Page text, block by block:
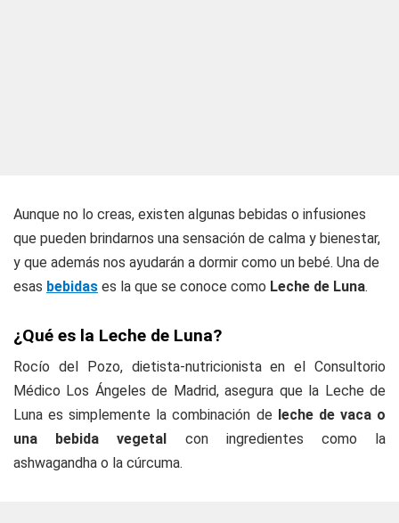
Aunque no lo creas, existen algunas bebidas o infusiones
que pueden brindarnos una sensación de calma y bienestar,
y que además nos ayudarán a dormir como un bebé. Una de
esas bebidas es la que se conoce como Leche de Luna.
¿Qué es la Leche de Luna?
Rocío del Pozo, dietista-nutricionista en el Consultorio
Médico Los Ángeles de Madrid, asegura que la Leche de
Luna es simplemente la combinación de leche de vaca o
una bebida vegetal con ingredientes como la
ashwagandha o la cúrcuma.